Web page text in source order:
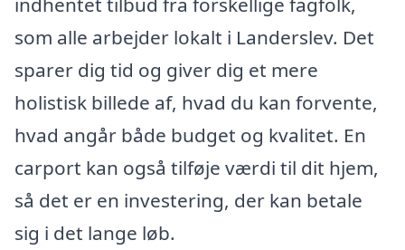
som alle arbejder lokalt i Landerslev. Det
sparer dig tid og giver dig et mere
holistisk billede af, hvad du kan forvente,
hvad angår både budget og kvalitet. En
carport kan også tilføje værdi til dit hjem,
så det er en investering, der kan betale
sig i det lange løb.